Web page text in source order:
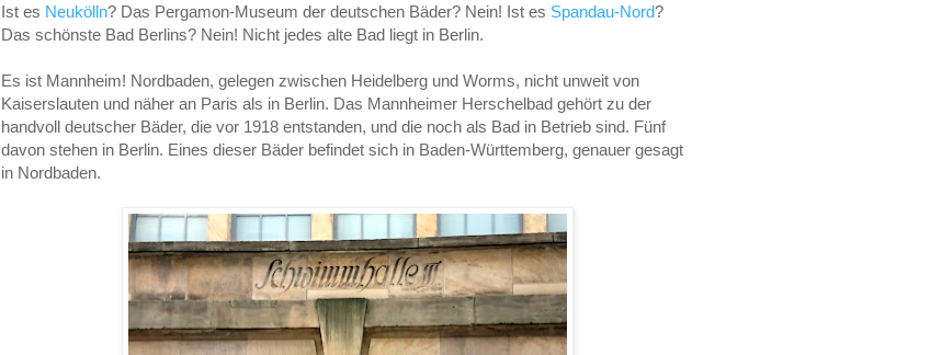
Ist es Neukölln? Das Pergamon-Museum der deutschen Bäder? Nein! Ist es Spandau-Nord?
Das schönste Bad Berlins? Nein! Nicht jedes alte Bad liegt in Berlin.
Es ist Mannheim! Nordbaden, gelegen zwischen Heidelberg und Worms, nicht unweit von
Kaiserslauten und näher an Paris als in Berlin. Das Mannheimer Herschelbad gehört zu der
handvoll deutscher Bäder, die vor 1918 entstanden, und die noch als Bad in Betrieb sind. Fünf
davon stehen in Berlin. Eines dieser Bäder befindet sich in Baden-Württemberg, genauer gesagt
in Nordbaden.